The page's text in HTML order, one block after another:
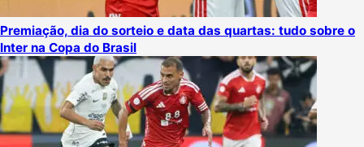
Premiação, dia do sorteio e data das quartas: tudo sobre o
Inter na Copa do Brasil